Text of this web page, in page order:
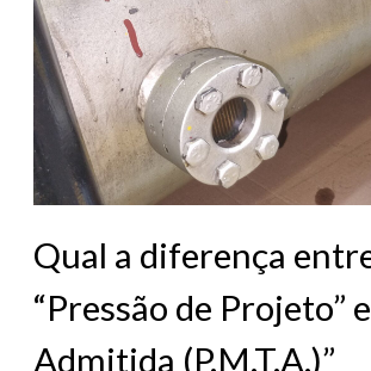
Qual a diferença
“Pressão de Projeto”
Admitida (P.M.T.A.)”